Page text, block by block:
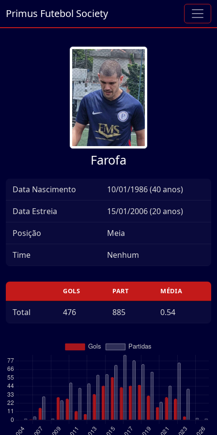
Primus Futebol Society
Farofa
Data Nascimento 10/01/1986 (40 anos)
Data Estreia 15/01/2006 (20 anos)
Posição Meia
Time Nenhum
GOLS PART MÉDIA
Total 476 885 0.54